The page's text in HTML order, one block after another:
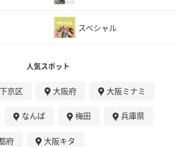
スペシャル
人気スポット
京区 大阪府 大阪ミナミ
なんば 梅田 兵庫県
府 大阪キタ